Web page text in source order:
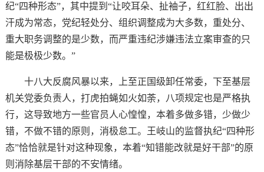
纪“四种形态”，其中提到“让咬耳朵、扯袖子，红红脸、出出
汗成为常态，党纪轻处分、组织调整成为大多数，重处分、
重大职务调整的是少数，而严重违纪涉嫌违法立案审查的只
能是极极少数。”
十八大反腐风暴以来，上至正国级卸任常委，下至基层
机关党委负责人，打虎拍蝇如火如荼，八项规定也是严格执
行，这导致地方一些官员人心惶惶，本着多做多错，少做少
错，不做不错的原则，消极怠工。王岐山的监督执纪“四种形
态”恰恰就是针对这种现象，本着“知错能改就是好干部”的原
则消除基层干部的不安情绪。